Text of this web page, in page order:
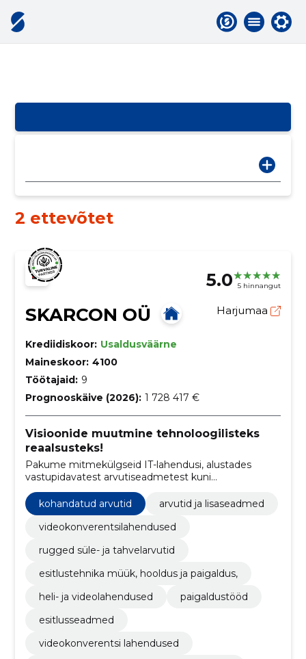
2 ettevõtet
5.0 5 hinnangut
SKARCON OÜ Harjumaa
Krediidiskoor: Usaldusväärne
Maineskoor: 4100
Töötajaid: 9
Prognooskäive (2026): 1 728 417 €
Visioonide muutmine tehnoloogilisteks
reaalsusteks!
Pakume mitmekülgseid IT-lahendusi, alustades
vastupidavatest arvutiseadmetest kuni
audiovisuaalsete süsteemideni, pakkudes klientidele
usaldusväärseid tehnoloogilisi lahendusi.
kohandatud arvutid
arvutid ja lisaseadmed
videokonverentsilahendused
rugged süle- ja tahvelarvutid
esitlustehnika müük, hooldus ja paigaldus,
heli- ja videolahendused
paigaldustööd
esitlusseadmed
videokonverentsi lahendused